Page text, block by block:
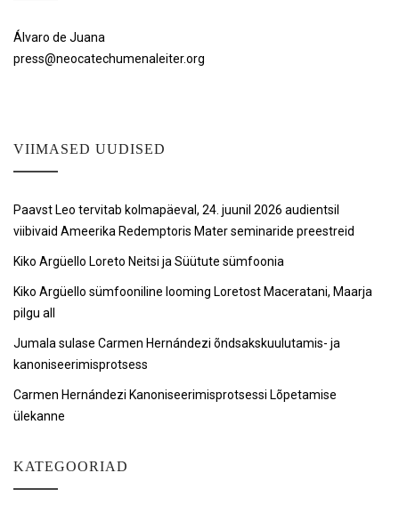
Álvaro de Juana
press@neocatechumenaleiter.org
VIIMASED UUDISED
Paavst Leo tervitab kolmapäeval, 24. juunil 2026 audientsil
viibivaid Ameerika Redemptoris Mater seminaride preestreid
Kiko Argüello Loreto Neitsi ja Süütute sümfoonia
Kiko Argüello sümfooniline looming Loretost Maceratani, Maarja
pilgu all
Jumala sulase Carmen Hernándezi õndsakskuulutamis- ja
kanoniseerimisprotsess
Carmen Hernándezi Kanoniseerimisprotsessi Lõpetamise
ülekanne
KATEGOORIAD